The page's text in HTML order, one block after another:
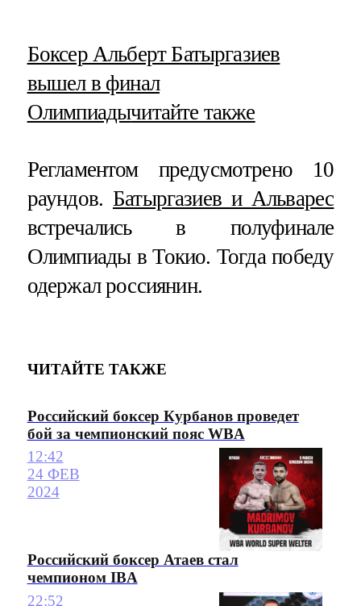
​Боксер Альберт Батыргазиев
вышел в финал
Олимпиадычитайте также
Регламентом предусмотрено 10
раундов. Батыргазиев и Альварес
встречались в полуфинале
Олимпиады в Токио. Тогда победу
одержал россиянин.
ЧИТАЙТЕ ТАКЖЕ
Российский боксер Курбанов проведет
бой за чемпионский пояс WBA
12:42
24 ФЕВ
2024
Российский боксер Атаев стал
чемпионом IBA
22:52